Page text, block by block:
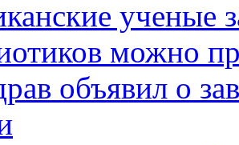
ученые
можно
объявил о